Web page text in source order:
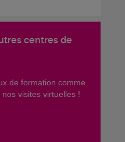
centres de
de formation comme
visites virtuelles !